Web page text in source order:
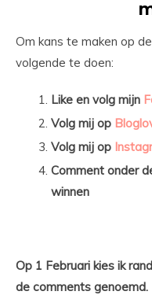
Om kans te maken op
volgende te doen:
Like en volg mijn
Volg mij op
Volg mij op
Comment onder
winnen
Op 1 Februari kies ik
de comments